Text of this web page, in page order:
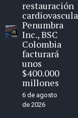
restauración
Penumbra
Inc., BSC
Colombia
facturará
unos
$400.000
millones
6 de agosto
de 2026